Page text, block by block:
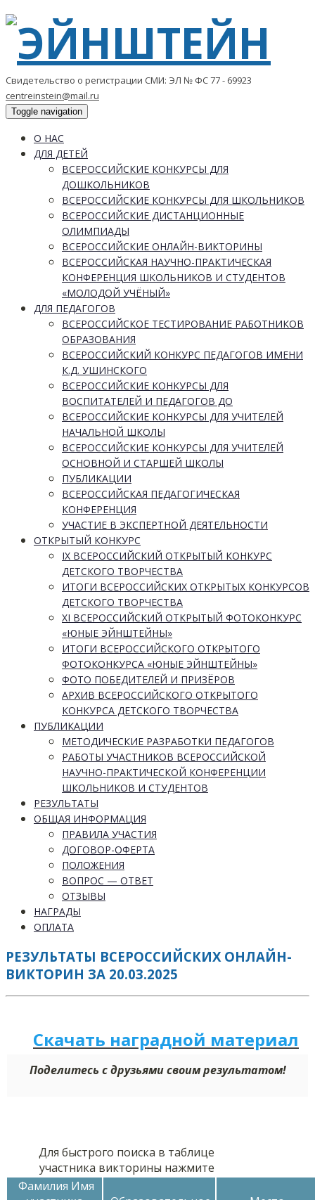
Свидетельство о регистрации СМИ: ЭЛ № ФС 77 - 69923
centreinstein@mail.ru
Toggle navigation
О НАС
ДЛЯ ДЕТЕЙ
ВСЕРОССИЙСКИЕ КОНКУРСЫ ДЛЯ
ДОШКОЛЬНИКОВ
ВСЕРОССИЙСКИЕ КОНКУРСЫ ДЛЯ ШКОЛЬНИКОВ
ВСЕРОССИЙСКИЕ ДИСТАНЦИОННЫЕ
ОЛИМПИАДЫ
ВСЕРОССИЙСКИЕ ОНЛАЙН-ВИКТОРИНЫ
ВСЕРОССИЙСКАЯ НАУЧНО-ПРАКТИЧЕСКАЯ
КОНФЕРЕНЦИЯ ШКОЛЬНИКОВ И СТУДЕНТОВ
«МОЛОДОЙ УЧЁНЫЙ»
ДЛЯ ПЕДАГОГОВ
ВСЕРОССИЙСКОЕ ТЕСТИРОВАНИЕ РАБОТНИКОВ
ОБРАЗОВАНИЯ
ВСЕРОССИЙСКИЙ КОНКУРС ПЕДАГОГОВ ИМЕНИ
К.Д. УШИНСКОГО
ВСЕРОССИЙСКИЕ КОНКУРСЫ ДЛЯ
ВОСПИТАТЕЛЕЙ И ПЕДАГОГОВ ДО
ВСЕРОССИЙСКИЕ КОНКУРСЫ ДЛЯ УЧИТЕЛЕЙ
НАЧАЛЬНОЙ ШКОЛЫ
ВСЕРОССИЙСКИЕ КОНКУРСЫ ДЛЯ УЧИТЕЛЕЙ
ОСНОВНОЙ И СТАРШЕЙ ШКОЛЫ
ПУБЛИКАЦИИ
ВСЕРОССИЙСКАЯ ПЕДАГОГИЧЕСКАЯ
КОНФЕРЕНЦИЯ
УЧАСТИЕ В ЭКСПЕРТНОЙ ДЕЯТЕЛЬНОСТИ
ОТКРЫТЫЙ КОНКУРС
IX ВСЕРОССИЙСКИЙ ОТКРЫТЫЙ КОНКУРС
ДЕТСКОГО ТВОРЧЕСТВА
ИТОГИ ВСЕРОССИЙСКИХ ОТКРЫТЫХ КОНКУРСОВ
ДЕТСКОГО ТВОРЧЕСТВА
XI ВСЕРОССИЙСКИЙ ОТКРЫТЫЙ ФОТОКОНКУРС
«ЮНЫЕ ЭЙНШТЕЙНЫ»
ИТОГИ ВСЕРОССИЙСКОГО ОТКРЫТОГО
ФОТОКОНКУРСА «ЮНЫЕ ЭЙНШТЕЙНЫ»
ФОТО ПОБЕДИТЕЛЕЙ И ПРИЗЁРОВ
АРХИВ ВСЕРОССИЙСКОГО ОТКРЫТОГО
КОНКУРСА ДЕТСКОГО ТВОРЧЕСТВА
ПУБЛИКАЦИИ
МЕТОДИЧЕСКИЕ РАЗРАБОТКИ ПЕДАГОГОВ
РАБОТЫ УЧАСТНИКОВ ВСЕРОССИЙСКОЙ
НАУЧНО-ПРАКТИЧЕСКОЙ КОНФЕРЕНЦИИ
ШКОЛЬНИКОВ И СТУДЕНТОВ
РЕЗУЛЬТАТЫ
ОБЩАЯ ИНФОРМАЦИЯ
ПРАВИЛА УЧАСТИЯ
ДОГОВОР-ОФЕРТА
ПОЛОЖЕНИЯ
ВОПРОС — ОТВЕТ
ОТЗЫВЫ
НАГРАДЫ
ОПЛАТА
РЕЗУЛЬТАТЫ ВСЕРОССИЙСКИХ ОНЛАЙН-
ВИКТОРИН ЗА 20.03.2025
Скачать наградной материал
Поделитесь с друзьями своим результатом!
Для быстрого поиска в таблице
участника викторины нажмите
Фамилия Имя